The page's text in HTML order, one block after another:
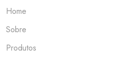
Home
Sobre
Produtos